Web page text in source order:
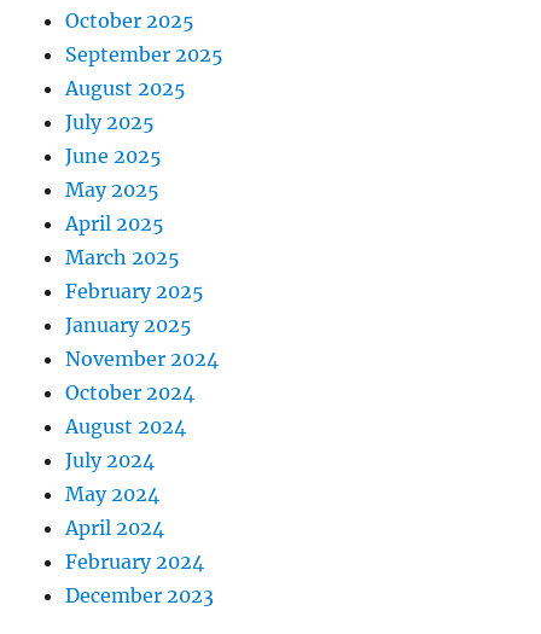
October 2025
September 2025
August 2025
July 2025
June 2025
May 2025
April 2025
March 2025
February 2025
January 2025
November 2024
October 2024
August 2024
July 2024
May 2024
April 2024
February 2024
December 2023